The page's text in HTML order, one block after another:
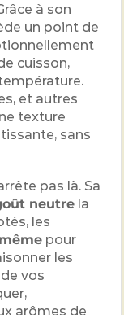
à son
un point de
cuisson,
et autres
texture
sans
pas là. Sa
neutre la
les
pour
les
vos
arômes de